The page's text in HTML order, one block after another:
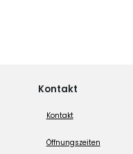
Kontakt
Kontakt
Öffnungszeiten